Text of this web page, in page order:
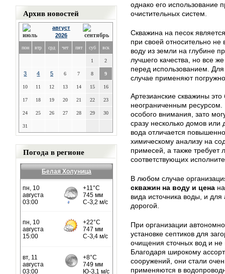
Архив новостей
август
2026
пон втр срд чет пят суб вск
1 2
3 4 5 6 7 8 9
10 11 12 13 14 15 16
17 18 19 20 21 22 23
24 25 26 27 28 29 30
31
Погода в регионе
Белая Холуница
однако его использование
очистительных систем.
Скважина на песок
при своей относительно не
воду из земли на глубине
лучшего качества, но все
перед использованием.
случае применяют
Артезианские скважины
неограниченным
особого внимания, зато
сразу несколько домов
вода отличается
химическому анализу на
примесей, а также требует
соответствующих
В любом случае
скважин на воду и цена
вида источника воды, и для
дорогой.
При организации
установке септиков для
очищения сточных вод и
Благодаря широкому
сооружений, они стали
применяются в